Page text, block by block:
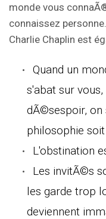
monde vous
connaissez
Charlie Chaplin est
Quand un
s'abat sur
dÃ©sespoir, on
philosophie
L'obstination
Les invitÃ©s
les garde trop
deviennent